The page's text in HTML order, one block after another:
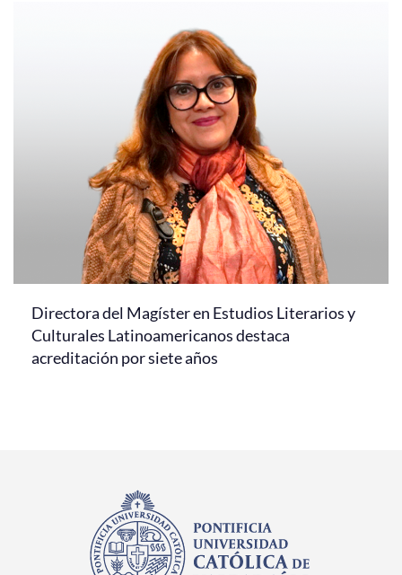
Directora del Magíster en Estudios Literarios y
Culturales Latinoamericanos destaca
acreditación por siete años